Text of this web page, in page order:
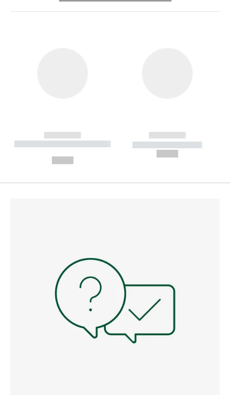
------------
----------- ----------- --------
------------
----------- -----------